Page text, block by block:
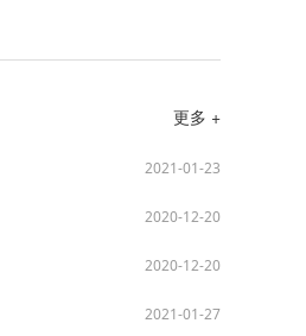
更多 +
2021-01-23
2020-12-20
2020-12-20
2021-01-27